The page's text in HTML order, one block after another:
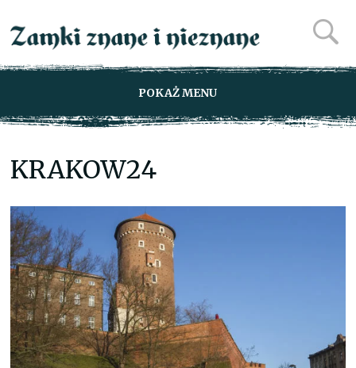
POKAŻ MENU
KRAKOW24